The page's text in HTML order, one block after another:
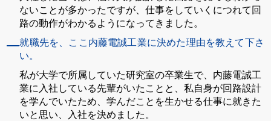
ないことが多かったですが、仕事をしていくにつれて回
路の動作がわかるようになってきました。
就職先を、ここ内藤電誠工業に決めた理由を教えて下さ
い。
私が大学で所属していた研究室の卒業生で、内藤電誠工
業に入社している先輩がいたことと、私自身が回路設計
を学んでいたため、学んだことを生かせる仕事に就きた
いと思い、入社を決めました。